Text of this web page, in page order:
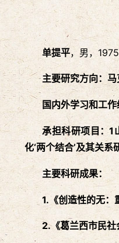
单提平，男，
主要研究方向：
国内外学习和工
承担科研项目：1
化‘两个结合’及其关
主要科研成果：
1. 《创造性的无
2.《葛兰西市民